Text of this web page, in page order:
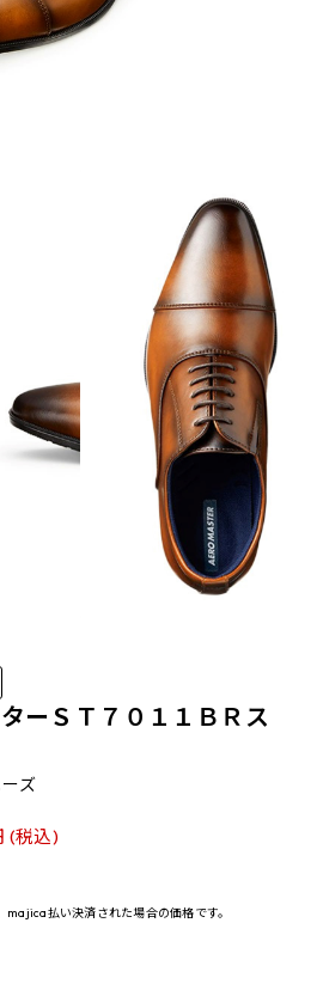
ーＳＴ７０１１ＢＲス
ズ
(税込)
払い決済された場合の価格です。